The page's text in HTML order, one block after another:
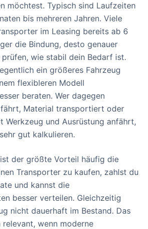
möchtest. Typisch sind Laufzeiten
bis mehreren Jahren. Viele
im Leasing bereits ab 6
die Bindung, desto genauer
wie stabil dein Bedarf ist.
ein größeres Fahrzeug
flexibleren Modell
beraten. Wer dagegen
Material transportiert oder
Werkzeug und Ausrüstung anfährt,
gut kalkulieren.
der größte Vorteil häufig die
Transporter zu kaufen, zahlst du
und kannst die
besser verteilen. Gleichzeitig
nicht dauerhaft im Bestand. Das
wenn moderne